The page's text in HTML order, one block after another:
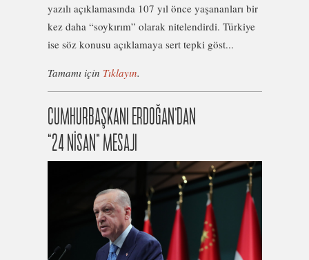
yazılı açıklamasında 107 yıl önce yaşananları bir
kez daha “soykırım” olarak nitelendirdi. Türkiye
ise söz konusu açıklamaya sert tepki göst...
Tamamı için Tıklayın.
CUMHURBAŞKANI ERDOĞAN’DAN
“24 NİSAN” MESAJI